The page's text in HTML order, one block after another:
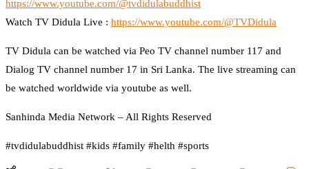
https://www.youtube.com/@tvdidulabuddhist
Watch TV Didula Live : https://www.youtube.com/@TVDidula
TV Didula can be watched via Peo TV channel number 117 and
Dialog TV channel number 17 in Sri Lanka. The live streaming can
be watched worldwide via youtube as well.
Sanhinda Media Network – All Rights Reserved
#tvdidulabuddhist #kids #family #helth #sports